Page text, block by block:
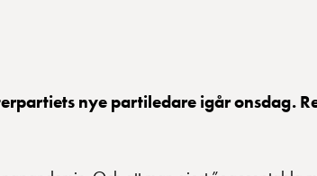
nye partiledare igår onsdag.